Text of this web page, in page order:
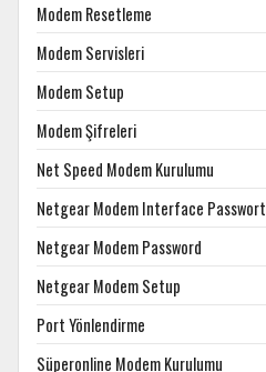
Modem Resetleme
Modem Servisleri
Modem Setup
Modem Şifreleri
Net Speed Modem Kurulumu
Netgear Modem Interface Passwort
Netgear Modem Password
Netgear Modem Setup
Port Yönlendirme
Süperonline Modem Kurulumu